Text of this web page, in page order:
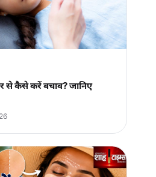
से कैसे करें बचाव? जानिए